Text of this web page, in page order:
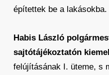
építettek be a lakásokba.
Habis László
sajtótájékoztatón
felújításának I. üteme, s